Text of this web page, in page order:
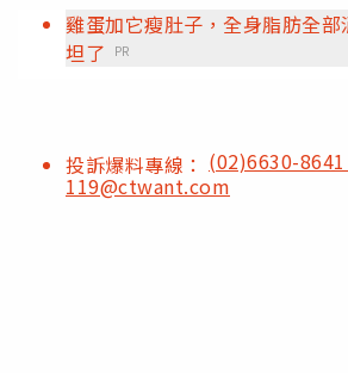
雞蛋加它瘦肚子，全身脂肪全
坦了
PR
投訴爆料專線： (02)6630-8641
119@ctwant.com